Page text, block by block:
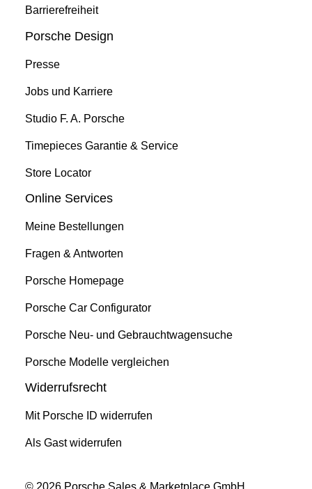
Barrierefreiheit
Porsche Design
Presse
Jobs und Karriere
Studio F. A. Porsche
Timepieces Garantie & Service
Store Locator
Online Services
Meine Bestellungen
Fragen & Antworten
Porsche Homepage
Porsche Car Configurator
Porsche Neu- und Gebrauchtwagensuche
Porsche Modelle vergleichen
Widerrufsrecht
Mit Porsche ID widerrufen
Als Gast widerrufen